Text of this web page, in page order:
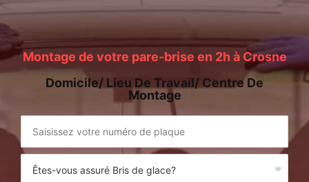
Montage de votre pare-brise en 2h à Crosne
Domicile/ Lieu De Travail/ Centre De
Montage